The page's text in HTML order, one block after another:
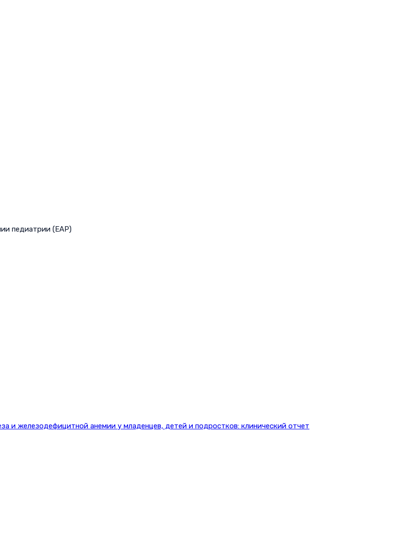
педиатрии (EAP)
и железодефицитной анемии у младенцев, детей и подростков: клинический отчет